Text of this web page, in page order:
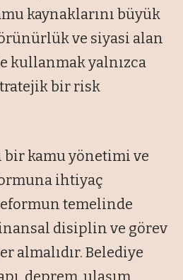
kaynaklarını büyük
ve siyasi alan
kullanmak yalnızca
bir risk
bir kamu yönetimi ve
ihtiyaç
temelinde
disiplin ve görev
almalıdır. Belediye
deprem, ulaşım,